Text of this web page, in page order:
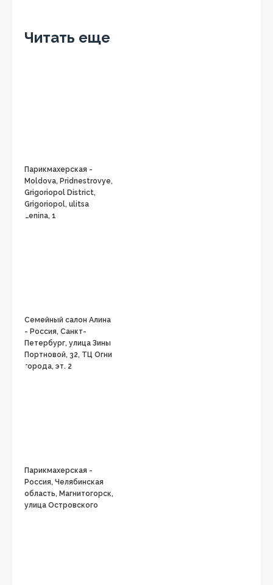
Читать еще
Парикмахерская -
Moldova, Pridnestrovye,
Grigoriopol District,
Grigoriopol, ulitsa
Lenina, 1
Семейный салон Алина
- Россия, Санкт-
Петербург, улица Зины
Портновой, 32, ТЦ Огни
города, эт. 2
Парикмахерская -
Россия, Челябинская
область, Магнитогорск,
улица Островского